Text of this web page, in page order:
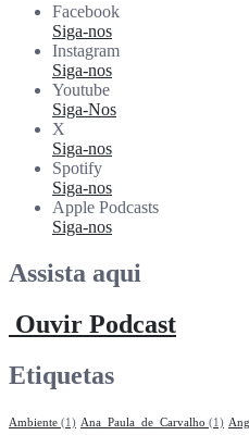
Facebook
Siga-nos
Instagram
Siga-nos
Youtube
Siga-Nos
X
Siga-nos
Spotify
Siga-nos
Apple Podcasts
Siga-nos
Assista aqui
Ouvir Podcast
Etiquetas
Ambiente (1) Ana_Paula_de_Carvalho (1)